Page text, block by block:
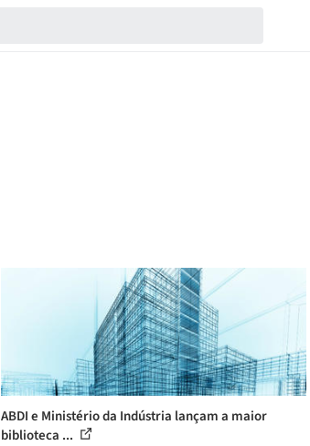
ABDI e Ministério da Indústria lançam a maior
biblioteca ...